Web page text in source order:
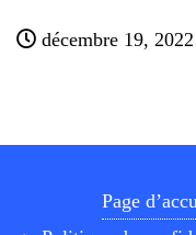
décembre 19, 2022
Page